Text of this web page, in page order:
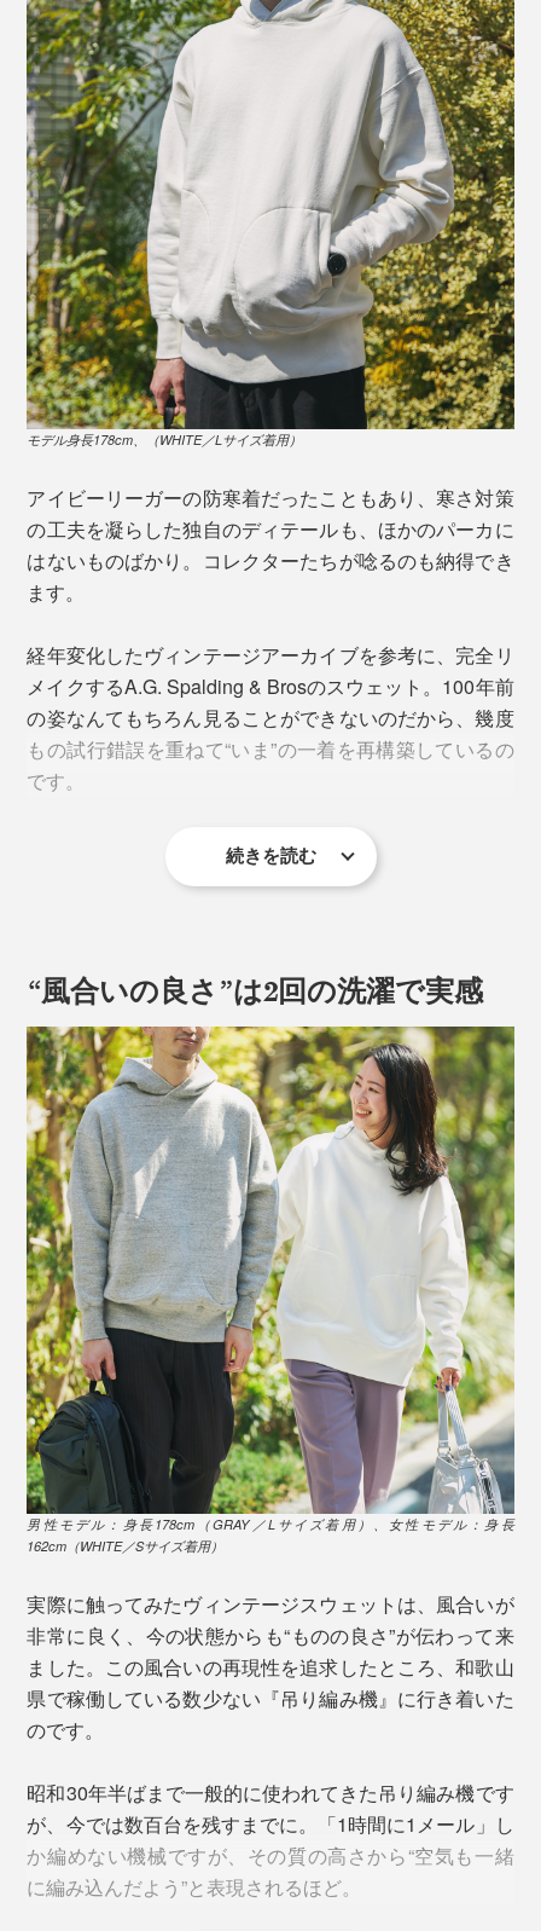
写真は、ダブルフェイス（２層）仕立ての「 サイドラインパーカ」
1920年代にベンチウォーマージャケットとして開発さ
れたのが、本品の原型となった「サイドラインパー
カ」。A.G. Spalding & Brosの馬場氏がコレクターを訪
ね歩き、一番状態が良く、意匠にインパクトのある一着
を交渉して取得した名作です。
当時のアイビーリーガーたちはこのパーカを羽織り、体
を温めながら出番を待っていたのでしょうか。当時の光
景を想像するだけで、ワクワクしてきますね。
秋から春までロングシーズン着られるよう、裏起毛スウ
ェットをシングルフェイス（一層）で仕立てた本品。独
自のシルエットやディテールはそのままに、より軽やか
な着心地になりました。
モデル身長178cm、（WHITE／Lサイズ着用）
アイビーリーガーの防寒着だったこともあり、寒さ対策
の工夫を凝らした独自のディテールも、ほかのパーカに
はないものばかり。コレクターたちが唸るのも納得でき
ます。
経年変化したヴィンテージアーカイブを参考に、完全リ
メイクするA.G. Spalding & Brosのスウェット。100年前
の姿なんてもちろん見ることができないのだから、幾度
もの試行錯誤を重ねて“いま”の一着を再構築しているの
です。
フードの首元が重なる「クロスネック」。これは、首元
から風が入らないよう配慮されたデザインなのでしょう
か。今では珍しいディテールです。ロックミシンで縫製
されたフチも当時のまま。
フードのみダブルフェイス（二層）仕立てのため形が崩
れにくく、横から見た時のシルエットも美しい。
続きを読む
“風合いの良さ”は2回の洗濯で実感
男性モデル：身長178cm（GRAY／Lサイズ着用）、女性モデル：身長
162cm（WHITE／Sサイズ着用）
実際に触ってみたヴィンテージスウェットは、風合いが
非常に良く、今の状態からも“ものの良さ”が伝わって来
ました。この風合いの再現性を追求したところ、和歌山
県で稼働している数少ない『吊り編み機』に行き着いた
のです。
昭和30年半ばまで一般的に使われてきた吊り編み機です
が、今では数百台を残すまでに。「1時間に1メール」し
か編めない機械ですが、その質の高さから“空気も一緒
に編み込んだよう”と表現されるほど。